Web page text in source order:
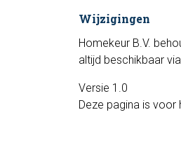
Wijzigingen
Homekeur B.V.
altijd beschikbaar
Versie 1.0
Deze pagina is